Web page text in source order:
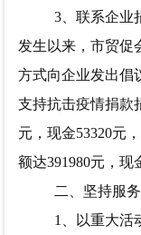
3、联系企业
发生以来，市贸促
方式向企业发出倡
支持抗击疫情捐款
元，现金53320元
额达391980元，现
二、 坚持服务
1、以重大活